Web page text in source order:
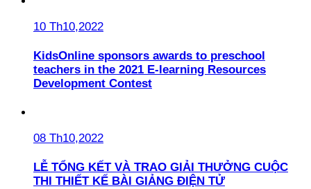
10 Th10,2022
KidsOnline sponsors awards to preschool
teachers in the 2021 E-learning Resources
Development Contest
08 Th10,2022
LỄ TỔNG KẾT VÀ TRAO GIẢI THƯỞNG CUỘC
THI THIẾT KẾ BÀI GIẢNG ĐIỆN TỬ